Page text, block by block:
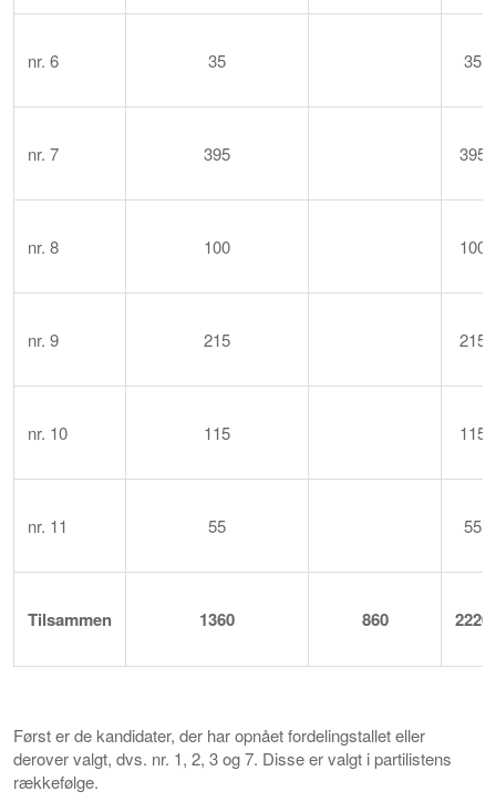
nr. 6 35 35
nr. 7 395 395
nr. 8 100 100
nr. 9 215 215
nr. 10 115 115
nr. 11 55 55
Tilsammen 1360 860 2220
Først er de kandidater, der har opnået fordelingstallet eller
derover valgt, dvs. nr. 1, 2, 3 og 7. Disse er valgt i partilistens
rækkefølge.